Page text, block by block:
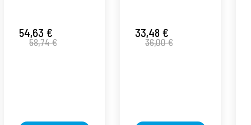
ml -
Hypoallergenic
54,63 €
58,74 €
Perricone MD ®
33,48 €
36,00 €